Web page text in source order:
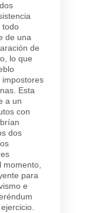
todo
de una
de
lo que
Esta
a un
con
dos
momento,
para
e